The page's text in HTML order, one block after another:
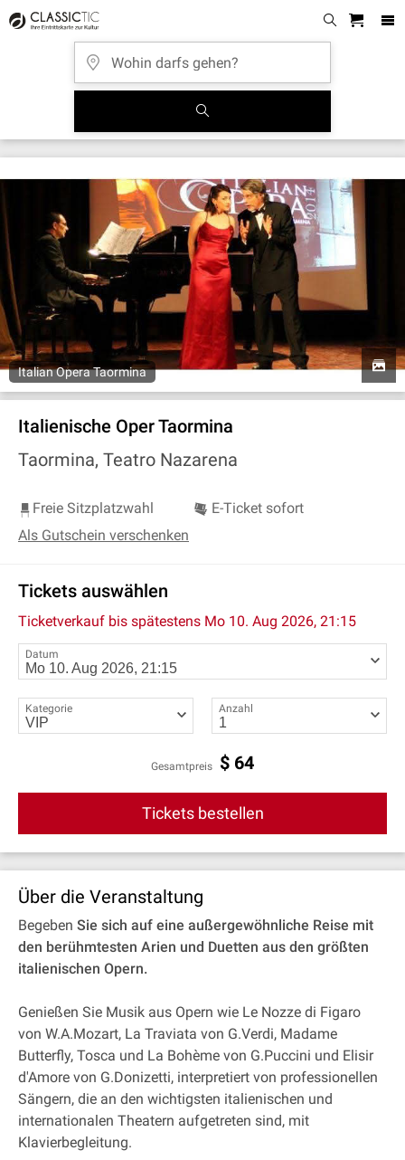
Italian Opera Taormina
Italienische Oper Taormina
Taormina, Teatro Nazarena
Freie Sitzplatzwahl
E-Ticket sofort
Als Gutschein verschenken
Tickets auswählen
Ticketverkauf bis spätestens Mo 10. Aug 2026, 21:15
Datum
Kategorie Anzahl
Gesamtpreis $ 64
Tickets bestellen
Über die Veranstaltung
Begeben Sie sich auf eine außergewöhnliche Reise mit
den berühmtesten Arien und Duetten aus den größten
italienischen Opern.
Genießen Sie Musik aus Opern wie Le Nozze di Figaro
von W.A.Mozart, La Traviata von G.Verdi, Madame
Butterfly, Tosca und La Bohème von G.Puccini und Elisir
d'Amore von G.Donizetti, interpretiert von professionellen
Sängern, die an den wichtigsten italienischen und
internationalen Theatern aufgetreten sind, mit
Klavierbegleitung.